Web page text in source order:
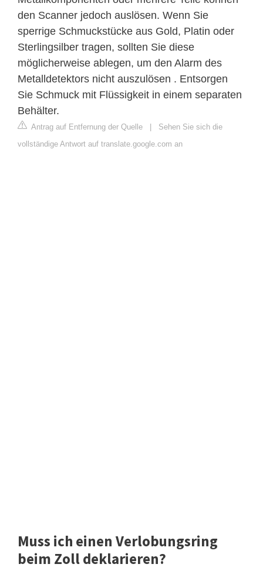
den Scanner jedoch auslösen. Wenn Sie
sperrige Schmuckstücke aus Gold, Platin oder
Sterlingsilber tragen, sollten Sie diese
möglicherweise ablegen, um den Alarm des
Metalldetektors nicht auszulösen . Entsorgen
Sie Schmuck mit Flüssigkeit in einem separaten
Behälter.
Antrag auf Entfernung der Quelle | Sehen Sie sich die
vollständige Antwort auf translate.google.com an
Muss ich einen Verlobungsring
beim Zoll deklarieren?